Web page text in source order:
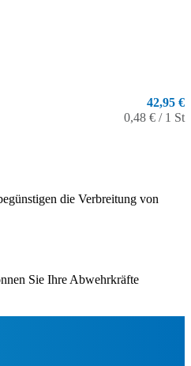
42,95 €
0,48 € / 1 St
die Verbreitung von
Sie Ihre Abwehrkräfte